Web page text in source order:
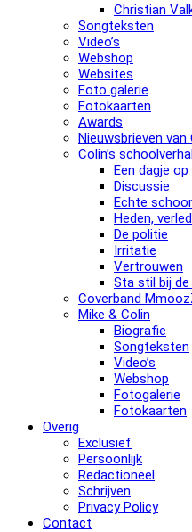
Christian
Songteksten
Video’s
Webshop
Websites
Foto galerie
Fotokaarten
Awards
Nieuwsbrieven van
Colin’s
Een dagje op
Discussie
Echte
Heden,
De politie
Irritatie
Vertrouwen
Sta stil bij
Coverband
Mike & Colin
Biografie
Songteksten
Video’s
Webshop
Fotogalerie
Fotokaarten
Overig
Exclusief
Persoonlijk
Redactioneel
Schrijven
Privacy Policy
Contact